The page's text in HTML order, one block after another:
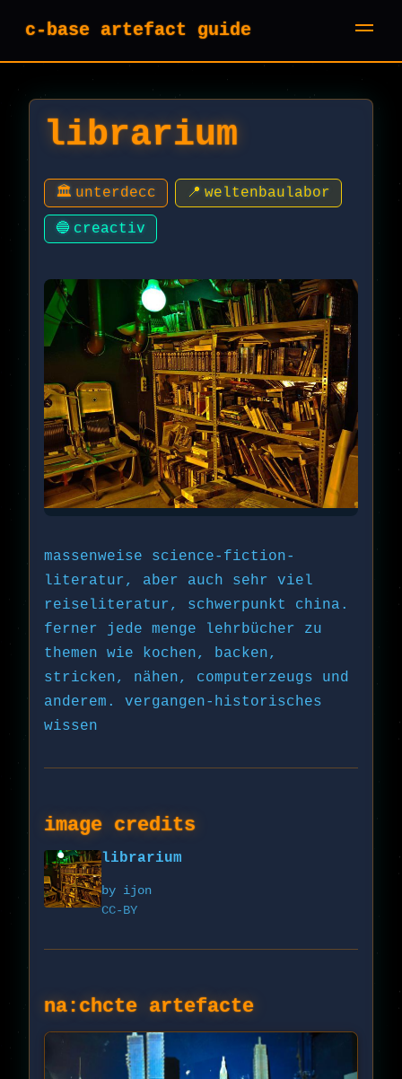
c-base artefact guide
librarium
🏛️ unterdecc 📍 weltenbaulabor
🔵 creactiv
massenweise science-fiction-
literatur, aber auch sehr viel
reiseliteratur, schwerpunkt china.
ferner jede menge lehrbücher zu
themen wie kochen, backen,
stricken, nähen, computerzeugs und
anderem. vergangen-historisches
wissen
image credits
librarium
by ijon
CC-BY
na:chcte artefacte